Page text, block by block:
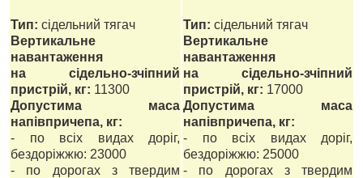
Тип: сідельний тягач
Вертикальне
навантаження
на сідельно-зчіпний
пристрій, кг: 11300
Допустима маса
напівпричепа, кг:
- по всіх видах доріг,
бездоріжжю: 23000
- по дорогах з твердим
Тип: сідельний тягач
Вертикальне
навантаження
на сідельно-зчіпний
пристрій, кг: 17000
Допустима маса
напівпричепа, кг:
- по всіх видах доріг,
бездоріжжю: 25000
- по дорогах з твердим